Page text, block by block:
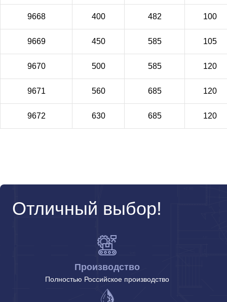
9668 400 482 100
9669 450 585 105
9670 500 585 120
9671 560 685 120
9672 630 685 120
Отличный выбор!
Производство
Полностью Российское производство